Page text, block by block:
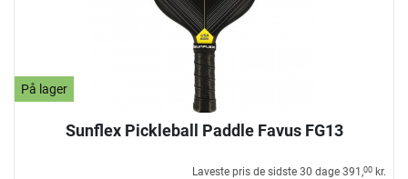
På lager
Sunflex Pickleball Paddle Favus FG13
Laveste pris de sidste 30 dage 391,00 kr.